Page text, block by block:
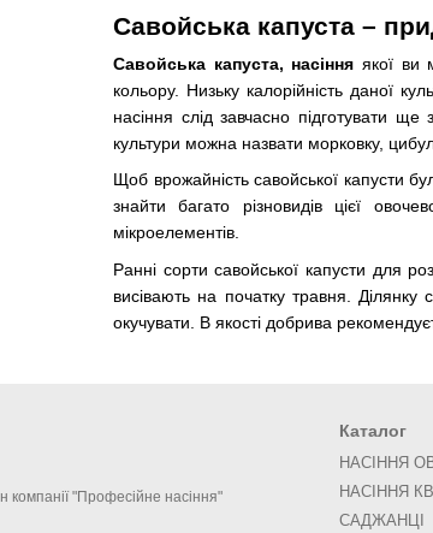
Савойська капуста –
Савойська капуста, насіння якої ви
кольору. Низьку калорійність даної
насіння слід завчасно підготувати
культури можна назвати морковку,
Щоб врожайність савойської капусти
знайти багато різновидів цієї
мікроелементів.
Ранні сорти савойської капусти для
висівають на початку травня.
окучувати. В якості добрива
компанії "Професійне насіння"
Каталог
НАСІННЯ
НАСІННЯ
САДЖАНЦІ